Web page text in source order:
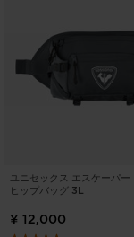
ユニセックス エスケーパー
ヒップバッグ 3L
¥ 12,000